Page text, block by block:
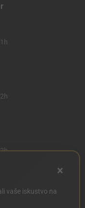
(Penny Plus
×
vaše iskustvo na